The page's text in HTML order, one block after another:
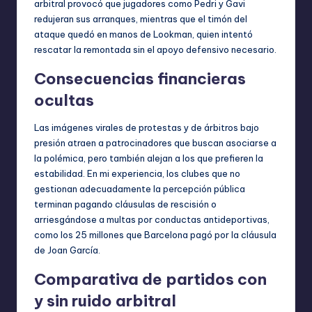
arbitral provocó que jugadores como Pedri y Gavi
redujeran sus arranques, mientras que el timón del
ataque quedó en manos de Lookman, quien intentó
rescatar la remontada sin el apoyo defensivo necesario.
Consecuencias financieras
ocultas
Las imágenes virales de protestas y de árbitros bajo
presión atraen a patrocinadores que buscan asociarse a
la polémica, pero también alejan a los que prefieren la
estabilidad. En mi experiencia, los clubes que no
gestionan adecuadamente la percepción pública
terminan pagando cláusulas de rescisión o
arriesgándose a multas por conductas antideportivas,
como los 25 millones que Barcelona pagó por la cláusula
de Joan García.
Comparativa de partidos con
y sin ruido arbitral